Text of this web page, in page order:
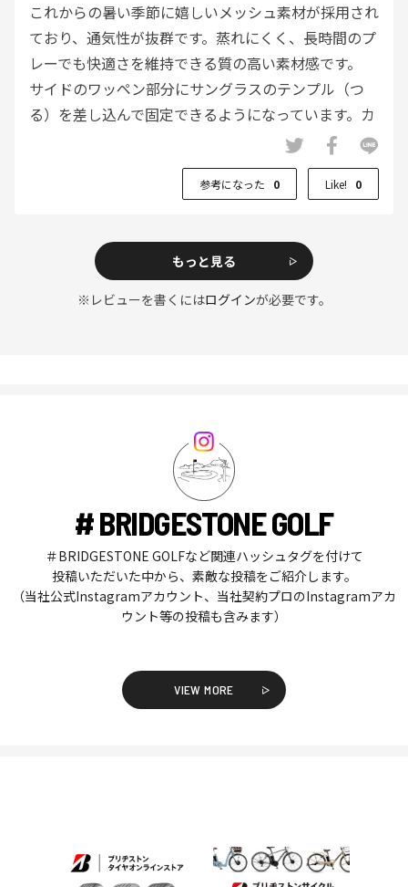
これからの暑い季節に嬉しいメッシュ素材が採用され
ており、通気性が抜群です。蒸れにくく、長時間のプ
レーでも快適さを維持できる質の高い素材感です。
サイドのワッペン部分にサングラスのテンプル（つ
る）を差し込んで固定できるようになっています。カ
ート移動中やパッティングの際など、少し外したい時
にサングラスの置き場に困りません。この「ちょっと
した便利さ」が、実際のプレーでは非常に助かりま
参考になった 0 Like! 0
もっと見る
※レビューを書くにはログインが必要です。
# BRIDGESTONE GOLF
＃BRIDGESTONE GOLFなど関連ハッシュタグを付けて
投稿いただいた中から、素敵な投稿をご紹介します。
（当社公式Instagramアカウント、当社契約プロのInstagramアカ
ウント等の投稿も含みます）
VIEW MORE